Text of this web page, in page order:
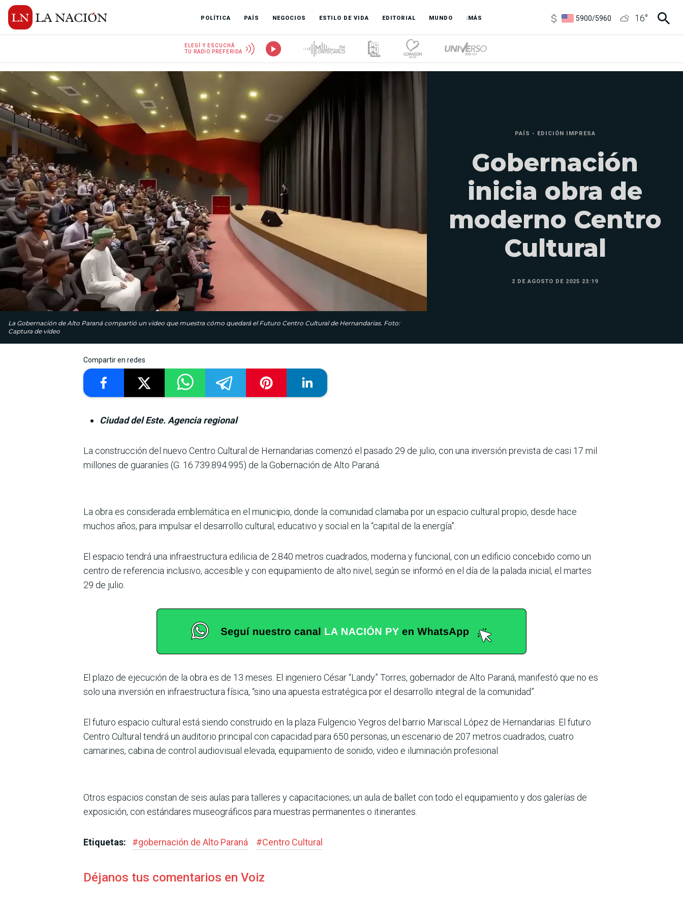
POLÍTICA PAÍS NEGOCIOS ESTILO DE VIDA EDITORIAL MUNDO :MÁS
1100/1160
16°
ELEGÍ Y ESCUCHÁ
TU RADIO PREFERIDA
La Gobernación de Alto Paraná compartió un video que muestra cómo quedará el Futuro Centro Cultural de Hernandarias. Foto:
Captura de vídeo
PAÍS - EDICIÓN IMPRESA
Gobernación
inicia obra de
moderno Centro
Cultural
2 DE AGOSTO DE 2025 23:19
Compartir en redes
Ciudad del Este. Agencia regional
La construcción del nuevo Centro Cultural de Hernandarias comenzó el pasado 29 de julio, con una inversión prevista de casi 17 mil
millones de guaraníes (G. 16.739.894.995) de la Gobernación de Alto Paraná.
La obra es considerada emblemática en el municipio, donde la comunidad clamaba por un espacio cultural propio, desde hace
muchos años, para impulsar el desarrollo cultural, educativo y social en la “capital de la energía”.
El espacio tendrá una infraestructura edilicia de 2.840 metros cuadrados, moderna y funcional, con un edificio concebido como un
centro de referencia inclusivo, accesible y con equipamiento de alto nivel, según se informó en el día de la palada inicial, el martes
29 de julio.
El plazo de ejecución de la obra es de 13 meses. El ingeniero César “Landy” Torres, gobernador de Alto Paraná, manifestó que no es
solo una inversión en infraestructura física, “sino una apuesta estratégica por el desarrollo integral de la comunidad”.
El futuro espacio cultural está siendo construido en la plaza Fulgencio Yegros del barrio Mariscal López de Hernandarias. El futuro
Centro Cultural tendrá un auditorio principal con capacidad para 650 personas, un escenario de 207 metros cuadrados, cuatro
camarines, cabina de control audiovisual elevada, equipamiento de sonido, video e iluminación profesional.
Otros espacios constan de seis aulas para talleres y capacitaciones; un aula de ballet con todo el equipamiento y dos galerías de
exposición, con estándares museográficos para muestras permanentes o itinerantes.
Etiquetas: #gobernación de Alto Paraná #Centro Cultural
Déjanos tus comentarios en Voiz